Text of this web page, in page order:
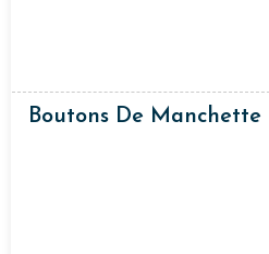
Boutons De Manchette